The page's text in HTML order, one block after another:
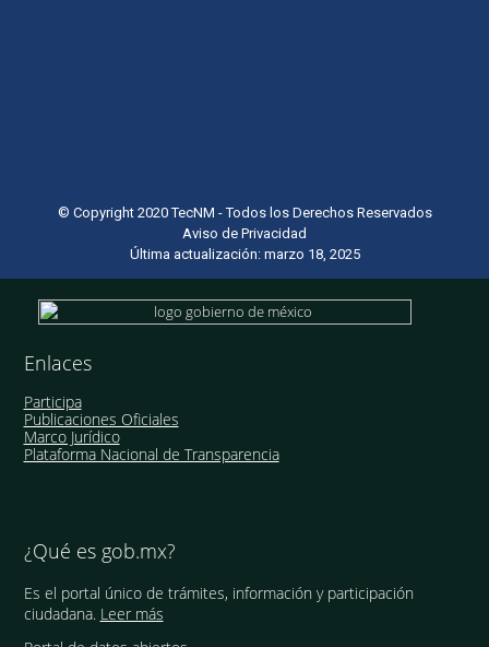
© Copyright 2020 TecNM - Todos los Derechos Reservados
Aviso de Privacidad
Última actualización: marzo 18, 2025
Enlaces
Participa
Publicaciones Oficiales
Marco Jurídico
Plataforma Nacional de Transparencia
¿Qué es gob.mx?
Es el portal único de trámites, información y participación
ciudadana. Leer más